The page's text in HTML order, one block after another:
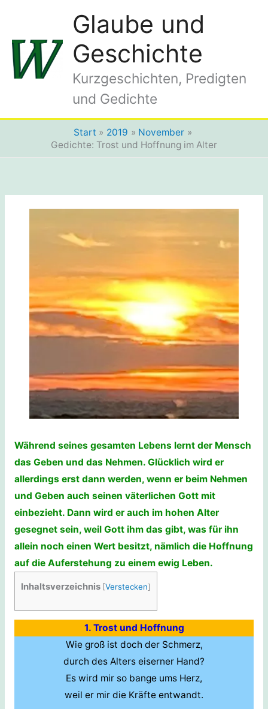
springen
Glaube und
Geschichte
Kurzgeschichten, Predigten
und Gedichte
Start 2019
November
Gedichte: Trost und Hoffnung im Alter
Während seines gesamten Lebens lernt der Mensch
das Geben und das Nehmen. Glücklich wird er
allerdings erst dann werden, wenn er beim Nehmen
und Geben auch seinen väterlichen Gott mit
einbezieht. Dann wird er auch im hohen Alter
gesegnet sein, weil Gott ihm das gibt, was für ihn
allein noch einen Wert besitzt, nämlich die Hoffnung
auf die Auferstehung zu einem ewig Leben.
Inhaltsverzeichnis [Verstecken]
1. Trost und Hoffnung
Wie groß ist doch der Schmerz,
durch des Alters eiserner Hand?
Es wird mir so bange ums Herz,
weil er mir die Kräfte entwandt.